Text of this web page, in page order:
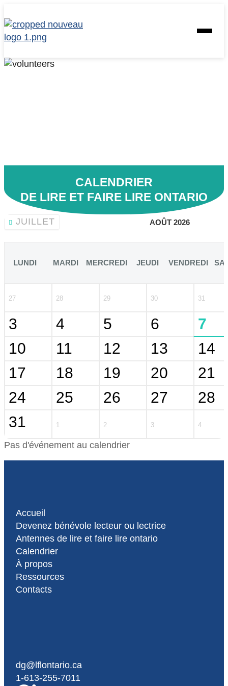
to
content
Homepage
Link
Open
CALENDRIER
DE LIRE ET FAIRE LIRE ONTARIO
JUILLET AOÛT 2026
LUNDI MARDI MERCREDI JEUDI VENDREDI
27 28 29 30 31
3 4 5 6
7
10
11 12 13
14
17
18 19 20
21
24
25 26 27
28
31
1 2 3 4
Pas d'événement au calendrier
Accueil
Devenez bénévole lecteur ou lectrice
Antennes de lire et faire lire ontario
Calendrier
À propos
Ressources
Contacts
dg@lflontario.ca
1-613-255-7011